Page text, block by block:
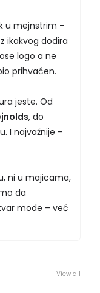
u mejnstrim –
ikakvog dodira
logo a ne
prihvaćen.
jeste. Od
, do
I najvažnije –
ni u majicama,
da
mode – već
View all